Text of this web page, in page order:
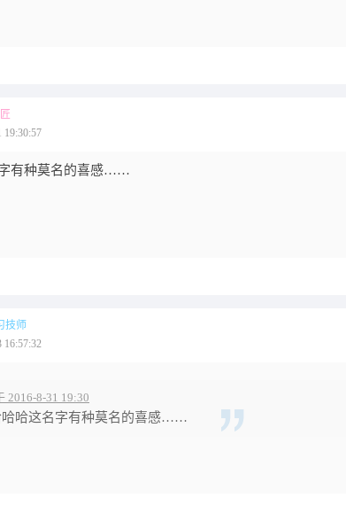
19:30:57
有种莫名的喜感……
技师
16:57:32
2016-8-31 19:30
哈哈这名字有种莫名的喜感……